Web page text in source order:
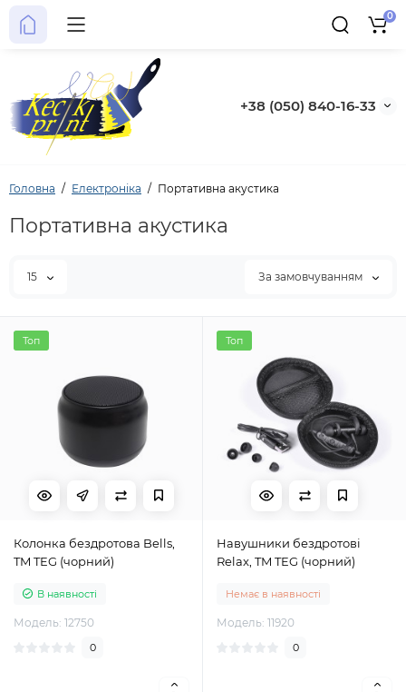
+38 (050) 840-16-33
0
Головна Електроніка Портативна акустика
Портативна акустика
15 За замовчуванням
Топ
Колонка бездротова Bells,
TM TEG (чорний)
В наявності
Модель: 12750
0
Топ
Навушники бездротові
Relax, TM TEG (чорний)
Немає в наявності
Модель: 11920
0